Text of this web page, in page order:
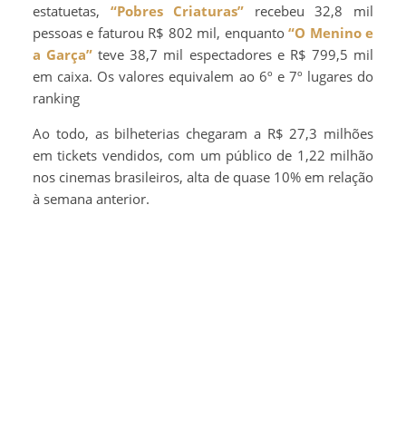
estatuetas, “Pobres Criaturas” recebeu 32,8 mil
pessoas e faturou R$ 802 mil, enquanto“O Menino e
a Garça” teve 38,7 mil espectadores e R$ 799,5 mil
em caixa. Os valores equivalem ao 6º e 7º lugares do
ranking
Ao todo, as bilheterias chegaram a R$ 27,3 milhões
em tickets vendidos, com um público de 1,22 milhão
nos cinemas brasileiros, alta de quase 10% em relação
à semana anterior.